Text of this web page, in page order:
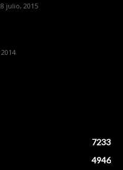
julio, 2015
7233
4946